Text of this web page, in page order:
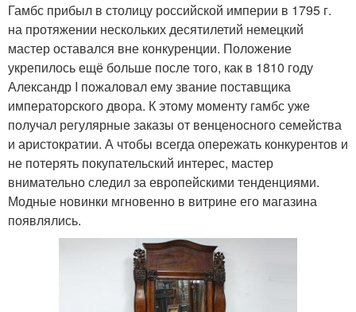
Гамбс прибыл в столицу российской империи в 1795 г.
на протяжении нескольких десятилетий немецкий
мастер оставался вне конкуренции. Положение
укрепилось ещё больше после того, как в 1810 году
Александр I пожаловал ему звание поставщика
императорского двора. К этому моменту гамбс уже
получал регулярные заказы от венценосного семейства
и аристократии. А чтобы всегда опережать конкурентов и
не потерять покупательский интерес, мастер
внимательно следил за европейскими тенденциями.
Модные новинки мгновенно в витрине его магазина
появлялись.